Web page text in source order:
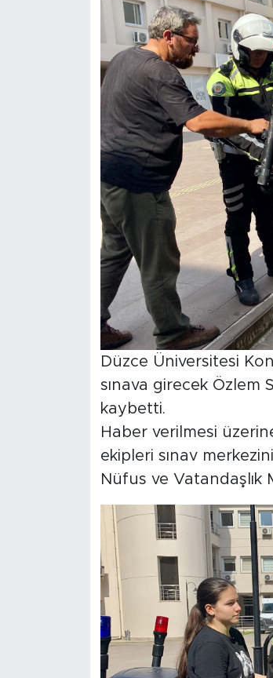
Düzce Üniversitesi
sınava girecek Özlem
kaybetti.
Haber verilmesi
ekipleri sınav
Nüfus ve